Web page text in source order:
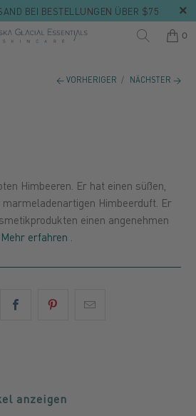
BEI BESTELLUNGEN ÜBER $75
0
← VORHERIGER / NÄCHSTER →
Himbeeren. Er hat einen süßen,
Himbeerduft. Er
einen angenehmen
Mehr erfahren .
anzeigen